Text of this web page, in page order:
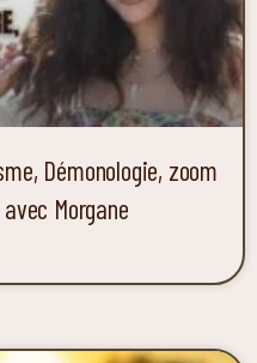
Démonologie, zoom
avec Morgane